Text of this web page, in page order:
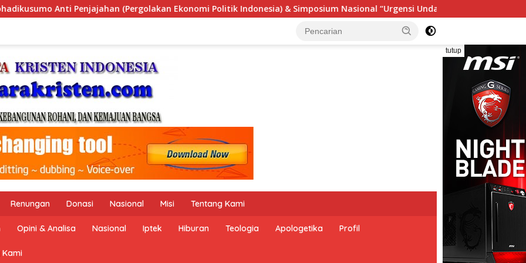
Politik Indonesia) & Simposium Nasional “Urgensi Undang-Undang Perekonomian Nasional dan Kesejahteraan
tutup
Renungan Donasi Nasional Misi Tentang Kami
Opini & Analisa Nasional Iptek Hiburan Teologia Apologetika Profil
Kami